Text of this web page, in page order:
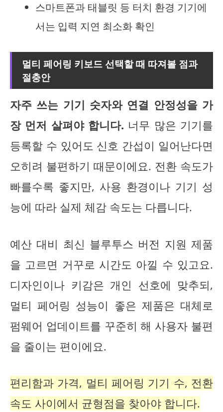
스마트폰과 태블릿 등 터치 환경 기기에
서는 입력 지연 최소화 확인
멀티 페어링 키보드 선택할 때 따져볼 점과
절충안
자주 쓰는 기기 숫자와 연결 안정성을 가
장 먼저 살펴야 합니다. 너무 많은 기기를
등록할 수 있어도 신호 간섭이 일어난다면
오히려 불편하기 때문이에요. 전환 속도가
빠를수록 좋지만, 사용 환경이나 기기 성
능에 따라 실제 체감 속도는 다릅니다.
예산 대비 최신 블루투스 버전 지원 제품
을 고르면 거꾸로 시간도 아낄 수 있고요.
디자인이나 키감은 개인 선호에 맞추되,
멀티 페어링 성능이 좋은 제품은 대체로
펌웨어 업데이트를 꾸준히 해 사용자 불편
을 줄이는 편이에요.
편리함과 가격, 멀티 페어링 기기 수, 전환
속도 사이에서 균형점을 찾아야 합니다.